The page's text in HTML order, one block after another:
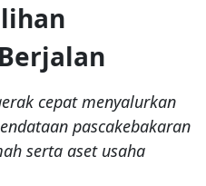
cepat menyalurkan
pascakebakaran
serta aset usaha